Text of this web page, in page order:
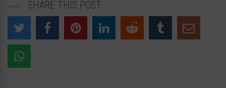
SHARE THIS POST